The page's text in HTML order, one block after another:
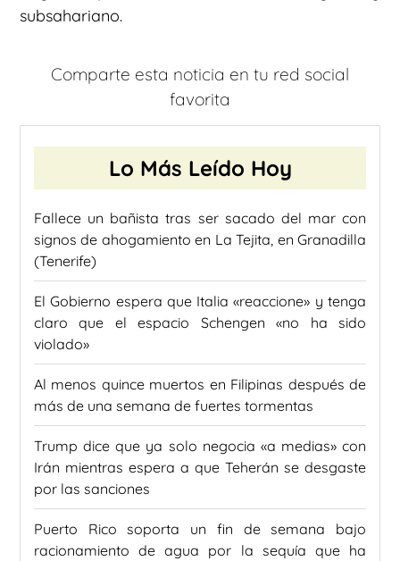
subsahariano.
Comparte esta noticia en tu red social
favorita
Lo Más Leído Hoy
Fallece un bañista tras ser sacado del mar con
signos de ahogamiento en La Tejita, en Granadilla
(Tenerife)
El Gobierno espera que Italia «reaccione» y tenga
claro que el espacio Schengen «no ha sido
violado»
Al menos quince muertos en Filipinas después de
más de una semana de fuertes tormentas
Trump dice que ya solo negocia «a medias» con
Irán mientras espera a que Teherán se desgaste
por las sanciones
Puerto Rico soporta un fin de semana bajo
racionamiento de agua por la sequía que ha